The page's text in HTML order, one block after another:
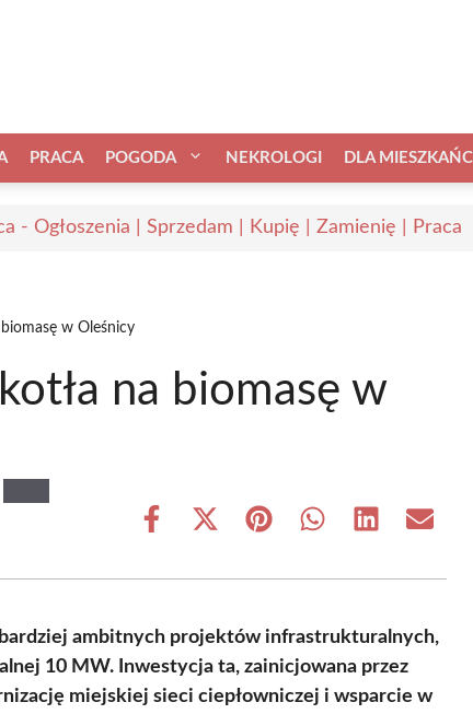
PRACA POGODA NEKROLOGI DLA
- Ogłoszenia | Sprzedam | Kupię | Zamienię | Praca
w Oleśnicy
na biomasę w
Share
Share
(Twitter)
Share Share Share Share
ambitnych projektów infrastrukturalnych,
10 MW. Inwestycja ta, zainicjowana przez
miejskiej sieci ciepłowniczej i wsparcie w